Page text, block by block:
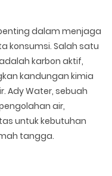
dalam menjaga
konsumsi. Salah satu
karbon aktif,
kandungan kimia
Ady Water, sebuah
air,
untuk kebutuhan
tangga.